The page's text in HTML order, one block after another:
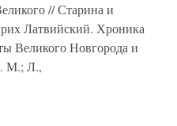
// Старина и
Латвийский. Хроника
Великого Новгорода и
М.; Л.,